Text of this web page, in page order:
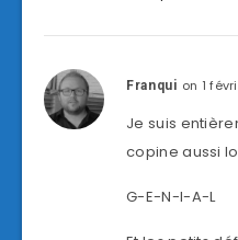
Franqui on 1
Je suis
copine aussi
G-E-N-I-A-L